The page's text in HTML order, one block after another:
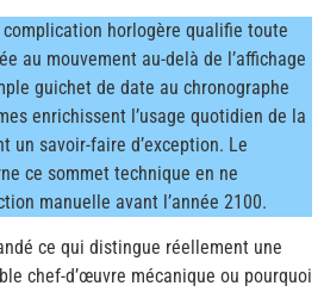
complication horlogère qualifie toute
au mouvement au-delà de l’affichage
guichet de date au chronographe
enrichissent l’usage quotidien de la
un savoir-faire d’exception. Le
ce sommet technique en ne
manuelle avant l’année 2100.
ce qui distingue réellement une
chef-d’œuvre mécanique ou pourquoi